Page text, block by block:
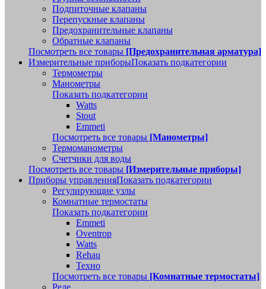
Подпиточные клапаны
Перепускные клапаны
Предохранительные клапаны
Обратные клапаны
Посмотреть все товары [Предохранительная арматура]
Измерительные приборыПоказать подкатегории
Термометры
Манометры
Показать подкатегории
Watts
Stout
Emmeti
Посмотреть все товары [Манометры]
Термоманометры
Счетчики для воды
Посмотреть все товары [Измерительные приборы]
Приборы управленияПоказать подкатегории
Регулирующие узлы
Комнатные термостаты
Показать подкатегории
Emmeti
Oventrop
Watts
Rehau
Техно
Посмотреть все товары [Комнатные термостаты]
Реле